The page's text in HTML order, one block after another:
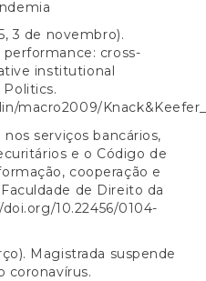
3 de novembro).
cross-
institutional
macro2009/
serviços bancários,
e o Código de
cooperação e
de Direito da
10.22456/0104-
Magistrada suspende
coronavírus.